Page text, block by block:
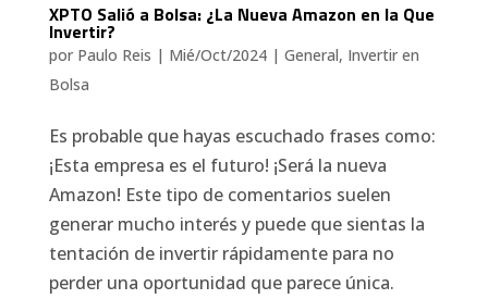
XPTO Salió a Bolsa: ¿La Nueva Amazon en la Que
Invertir?
por Paulo Reis | Mié/Oct/2024| General, Invertir en
Bolsa
Es probable que hayas escuchado frases como:
¡Esta empresa es el futuro! ¡Será la nueva
Amazon! Este tipo de comentarios suelen
generar mucho interés y puede que sientas la
tentación de invertir rápidamente para no
perder una oportunidad que parece única.